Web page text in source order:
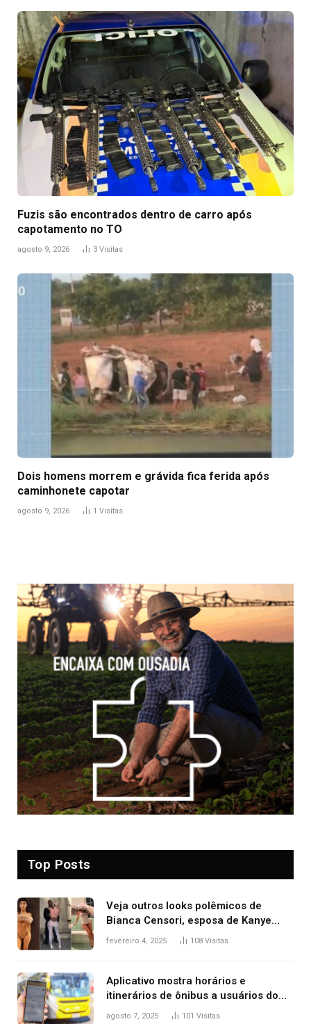
Fuzis são encontrados dentro de carro após
capotamento no TO
agosto 9, 2026 3 Visitas
Dois homens morrem e grávida fica ferida após
caminhonete capotar
agosto 9, 2026 1 Visitas
Top Posts
Veja outros looks polêmicos de
Bianca Censori, esposa de Kanye
West que apareceu nua no Grammy
fevereiro 4, 2025 108 Visitas
Aplicativo mostra horários e
itinerários de ônibus a usuários do
transporte público de Palmas; confira
agosto 7, 2025 101 Visitas